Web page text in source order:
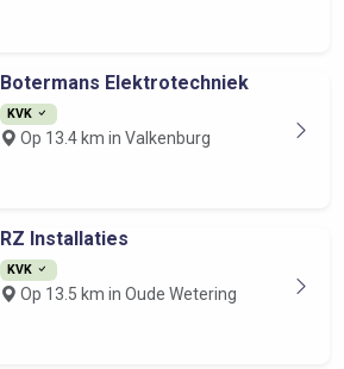
Botermans Elektrotechniek
KVK
Op 13.4 km in Valkenburg
RZ Installaties
KVK
Op 13.5 km in Oude Wetering